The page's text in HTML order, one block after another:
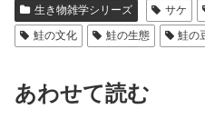
生き物雑学シリーズ サケ
鮭の文化
鮭の生態 鮭の
あわせて読む